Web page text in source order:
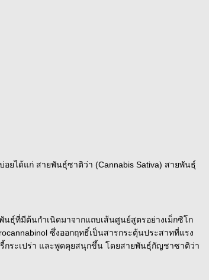
ยได้แก่ สายพันธุ์ซาติว่า (Cannabis Sativa) สายพันธุ์
ธุ์ที่มีต้นกำเนิดมาจากแถบเส้นศูนย์สูตรอย่างเม็กซิโก
ซึ่งออกฤทธิ์เป็นสารกระตุ้นประสาทที่แรง
กระเปร่า และพูดคุยสนุกขึ้น โดยสายพันธุ์กัญชาซาติว่า